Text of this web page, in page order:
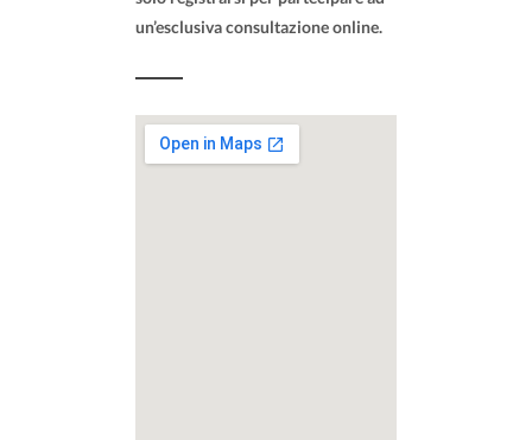
un’esclusiva consultazione online.